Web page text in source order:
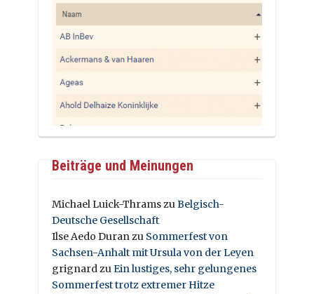
Beiträge und Meinungen
Michael Luick-ThramszuBelgisch-
Deutsche Gesellschaft
Ilse Aedo Duranzu Sommerfest von
Sachsen-Anhalt mit Ursula von der Leyen
grignardzuEin lustiges, sehr gelungenes
Sommerfest trotz extremer Hitze